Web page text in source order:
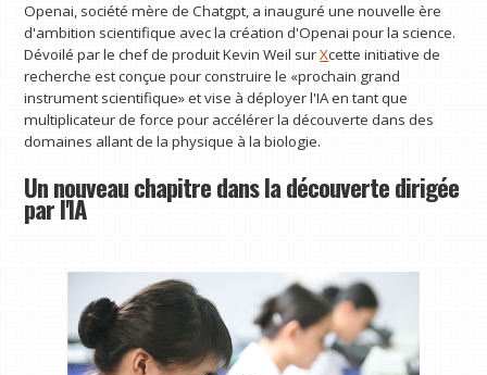
Openai, société mère de Chatgpt, a inauguré une nouvelle ère
d'ambition scientifique avec la création d'Openai pour la science.
Dévoilé par le chef de produit Kevin Weil surXcette initiative de
recherche est conçue pour construire le «prochain grand
instrument scientifique» et vise à déployer l'IA en tant que
multiplicateur de force pour accélérer la découverte dans des
domaines allant de la physique à la biologie.
Un nouveau chapitre dans la découverte dirigée
par l'IA